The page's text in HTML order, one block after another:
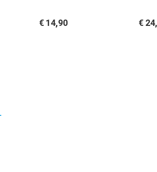
€ 14,90 €